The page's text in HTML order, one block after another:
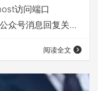
访问端口
众号消息回复关键
阅读全文